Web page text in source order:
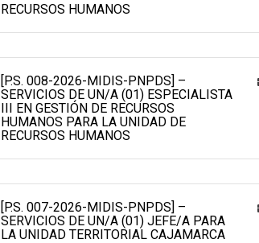
RECURSOS HUMANOS
[P.S. 008-2026-MIDIS-PNPDS] –
SERVICIOS DE UN/A (01) ESPECIALISTA
III EN GESTIÓN DE RECURSOS
HUMANOS PARA LA UNIDAD DE
RECURSOS HUMANOS
[P.S. 007-2026-MIDIS-PNPDS] –
SERVICIOS DE UN/A (01) JEFE/A PARA
LA UNIDAD TERRITORIAL CAJAMARCA